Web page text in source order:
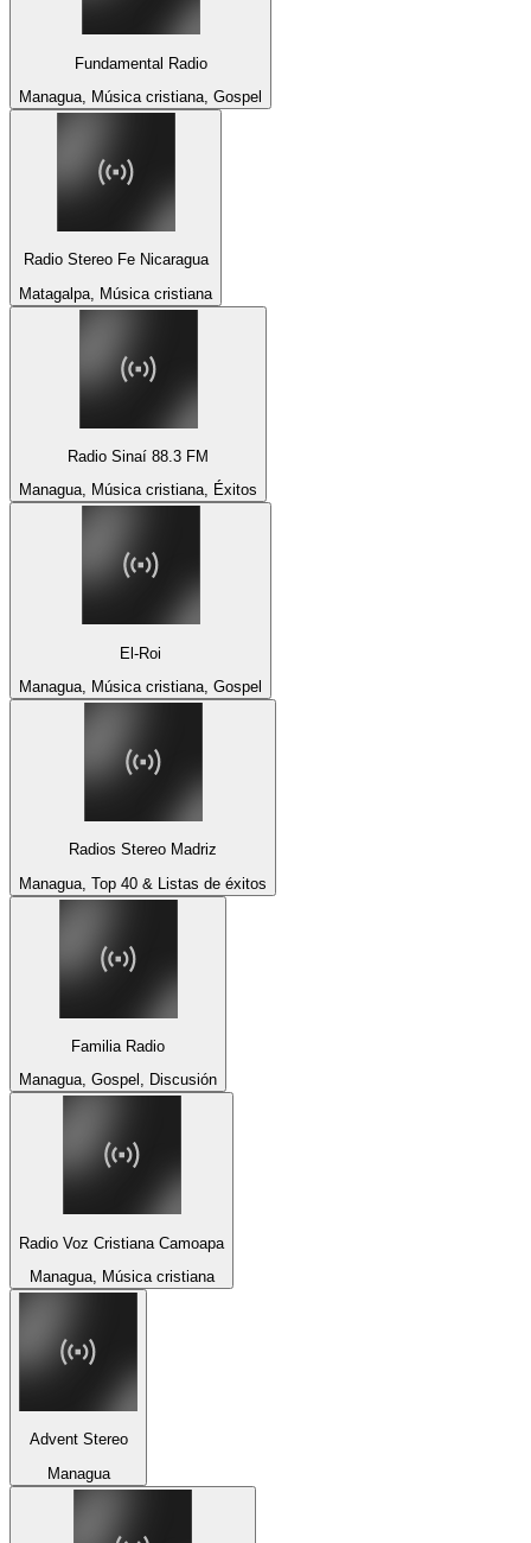
Fundamental Radio
Managua, Música cristiana, Gospel
Radio Stereo Fe Nicaragua
Matagalpa, Música cristiana
Radio Sinaí 88.3 FM
Managua, Música cristiana, Éxitos
El-Roi
Managua, Música cristiana, Gospel
Radios Stereo Madriz
Managua, Top 40 & Listas de éxitos
Familia Radio
Managua, Gospel, Discusión
Radio Voz Cristiana Camoapa
Managua, Música cristiana
Advent Stereo
Managua